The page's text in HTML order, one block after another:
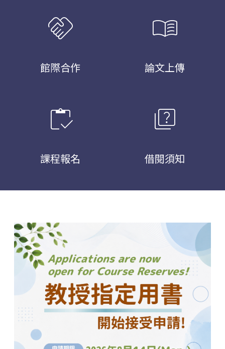
handshake
館際合作
menu_book
論文上傳
inventory
課程報名
quiz
借閱須知